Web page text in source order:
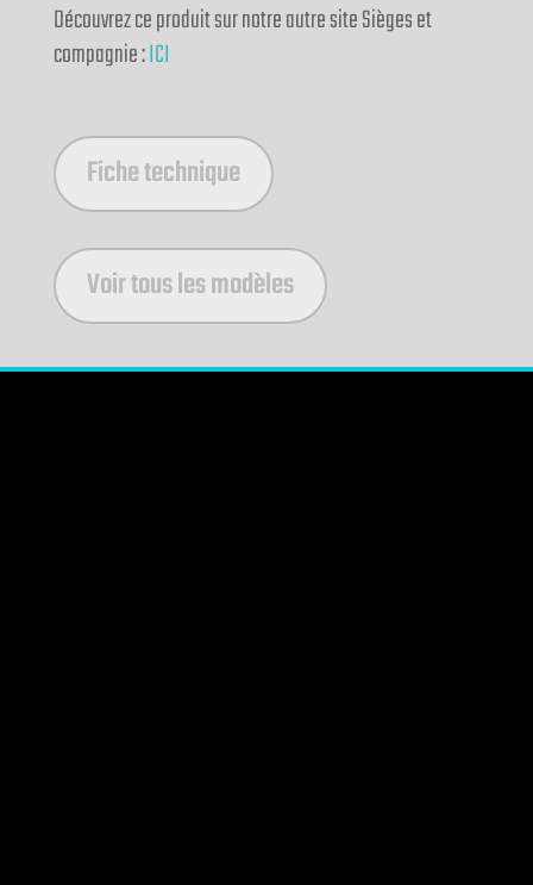
Découvrez ce produit sur notre autre site Sièges et
compagnie :ICI
Fiche technique
Voir tous les modèles